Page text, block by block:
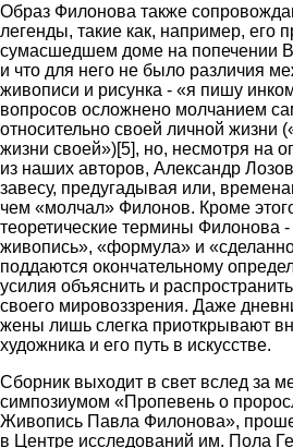
Образ Филонова также
легенды, такие как, например, его
сумасшедшем доме на попечении
и что для него не было различия
живописи и рисунка - «я пишу
вопросов осложнено молчанием
относительно своей личной жизни
жизни своей»)[5], но, несмотря на
из наших авторов, Александр
завесу, предугадывая или,
чем «молчал» Филонов. Кроме
теоретические термины Филонова -
живопись», «формула» и
поддаются окончательному
усилия объяснить и
своего мировоззрения. Даже
жены лишь слегка приоткрывают
художника и его путь в искусстве.
Сборник выходит в свет вслед за
симпозиумом «Пропевень о
Живопись Павла Филонова»,
в Центре исследований им. Пола